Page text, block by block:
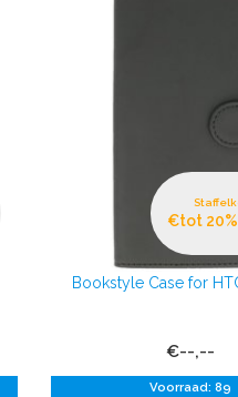
€tot
Bookstyle Case for
€--,--
Voorraad: 89